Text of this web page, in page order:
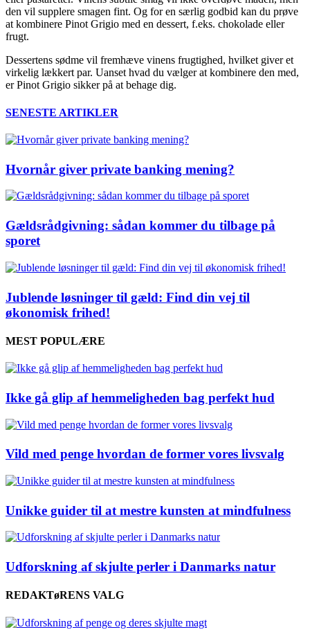
den vil supplere smagen fint. Og for en særlig godbid kan du prøve
at kombinere Pinot Grigio med en dessert, f.eks. chokolade eller
frugt.
Dessertens sødme vil fremhæve vinens frugtighed, hvilket giver et
virkelig lækkert par. Uanset hvad du vælger at kombinere den med,
er Pinot Grigio sikker på at behage dig.
SENESTE ARTIKLER
Hvornår giver private banking mening?
Gældsrådgivning: sådan kommer du tilbage på
sporet
Jublende løsninger til gæld: Find din vej til
økonomisk frihed!
MEST POPULÆRE
Ikke gå glip af hemmeligheden bag perfekt hud
Vild med penge hvordan de former vores livsvalg
Unikke guider til at mestre kunsten at mindfulness
Udforskning af skjulte perler i Danmarks natur
REDAKTøRENS VALG